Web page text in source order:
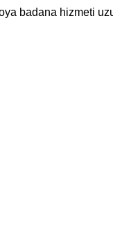
badana hizmeti